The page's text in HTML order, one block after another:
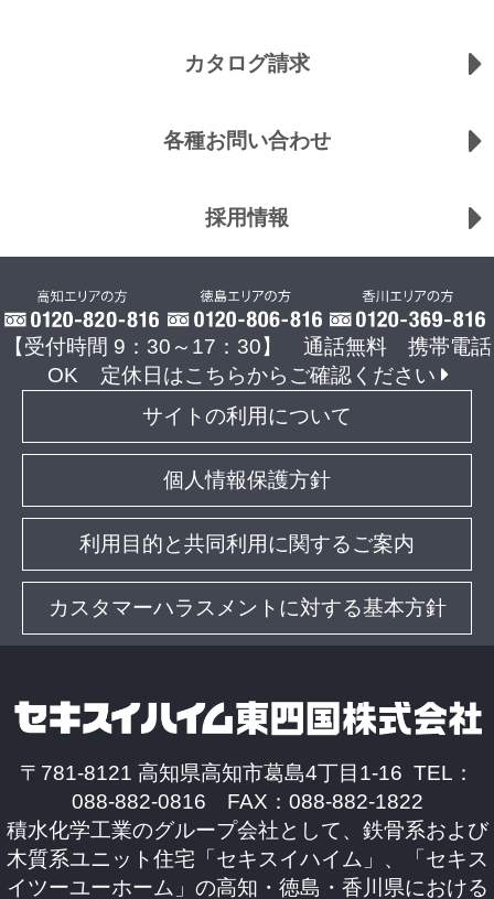
カタログ請求
各種お問い合わせ
採用情報
【受付時間 9：30～17：30】 通話無料 携帯電話
OK
定休日はこちらからご確認ください
サイトの利用について
個人情報保護方針
利用目的と共同利用に関するご案内
カスタマーハラスメントに対する基本方針
〒781-8121 高知県高知市葛島4丁目1-16 TEL：
088-882-0816 FAX：088-882-1822
積水化学工業のグループ会社として、鉄骨系および
木質系ユニット住宅「セキスイハイム」、「セキス
イツーユーホーム」の高知・徳島・香川県における